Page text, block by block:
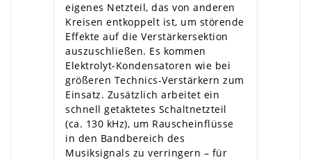
eigenes Netzteil, das von anderen
Kreisen entkoppelt ist, um störende
Effekte auf die Verstärkersektion
auszuschließen. Es kommen
Elektrolyt-Kondensatoren wie bei
größeren Technics-Verstärkern zum
Einsatz. Zusätzlich arbeitet ein
schnell getaktetes Schaltnetzteil
(ca. 130 kHz), um Rauscheinflüsse
in den Bandbereich des
Musiksignals zu verringern – für